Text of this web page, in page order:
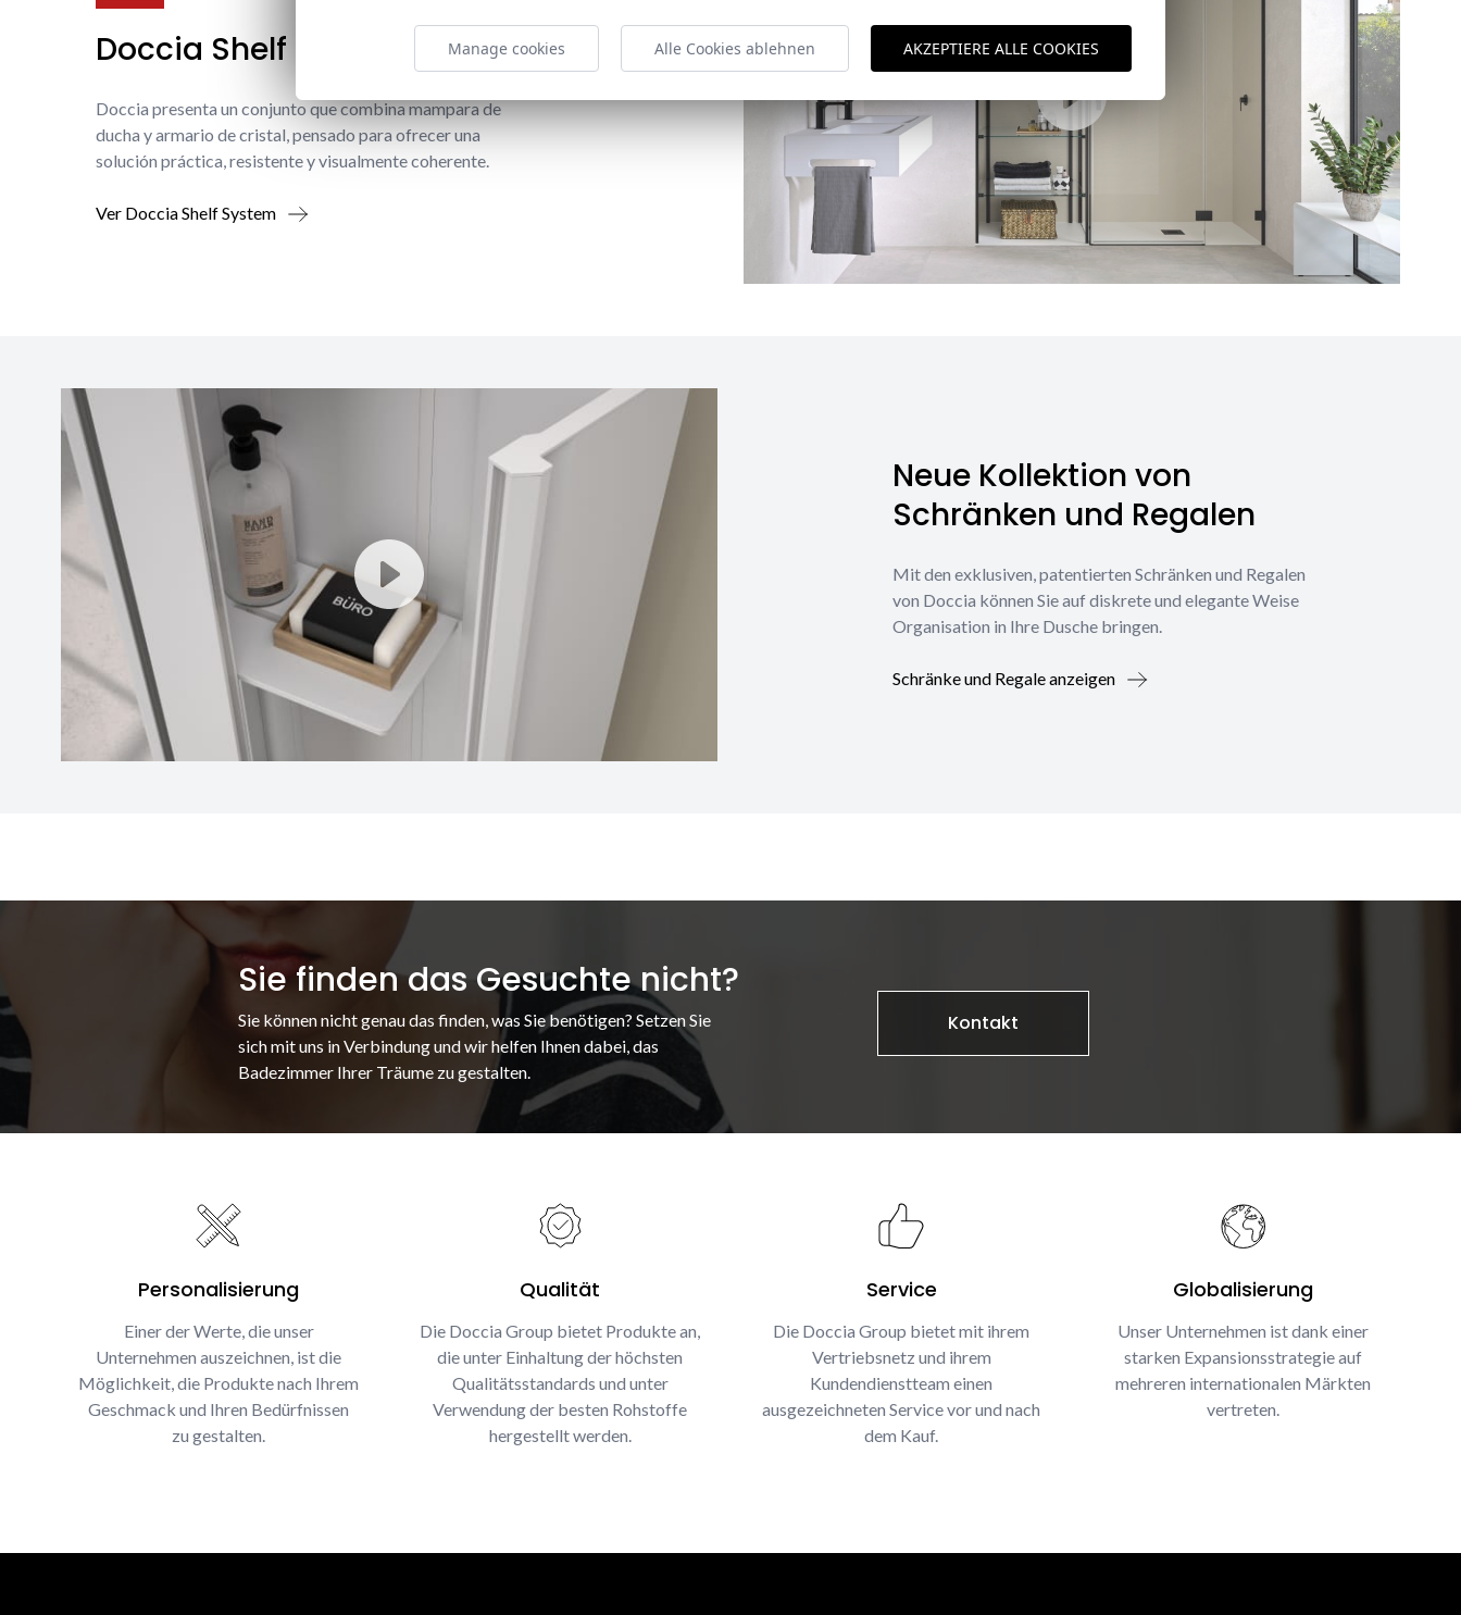
Doccia Shelf System
Doccia presenta un conjunto que combina mampara de
ducha y armario de cristal, pensado para ofrecer una
solución práctica, resistente y visualmente coherente.
Ver Doccia Shelf System
Neue Kollektion von
Schränken und Regalen
Mit den exklusiven, patentierten Schränken und Regalen
von Doccia können Sie auf diskrete und elegante Weise
Organisation in Ihre Dusche bringen.
Schränke und Regale anzeigen
Sie finden das Gesuchte nicht?
Sie können nicht genau das finden, was Sie benötigen? Setzen Sie
sich mit uns in Verbindung und wir helfen Ihnen dabei, das
Badezimmer Ihrer Träume zu gestalten.
Kontakt
Personalisierung
Einer der Werte, die unser
Unternehmen auszeichnen, ist die
Möglichkeit, die Produkte nach Ihrem
Geschmack und Ihren Bedürfnissen
zu gestalten.
Qualität
Die Doccia Group bietet Produkte an,
die unter Einhaltung der höchsten
Qualitätsstandards und unter
Verwendung der besten Rohstoffe
hergestellt werden.
Service
Die Doccia Group bietet mit ihrem
Vertriebsnetz und ihrem
Kundendienstteam einen
ausgezeichneten Service vor und nach
dem Kauf.
Globalisierung
Unser Unternehmen ist dank einer
starken Expansionsstrategie auf
mehreren internationalen Märkten
vertreten.
Manage cookies Alle Cookies ablehnen AKZEPTIERE ALLE COOKIES